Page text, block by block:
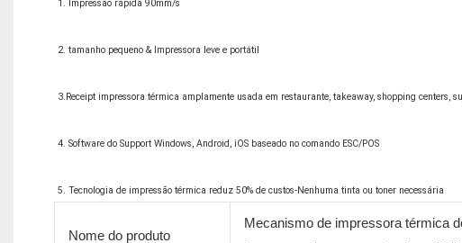
Nome do produto
Mecanismo de impressora térmica